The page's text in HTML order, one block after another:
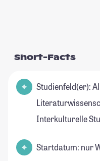
Short-Facts
Studienfeld(er):
Interkulturelle
Startdatum: nur